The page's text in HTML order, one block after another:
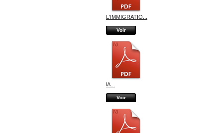
L'IMMIGRATIO...
Voir
lA...
Voir